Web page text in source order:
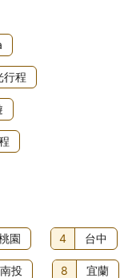
行程
園 4 台中
南投 8 宜蘭